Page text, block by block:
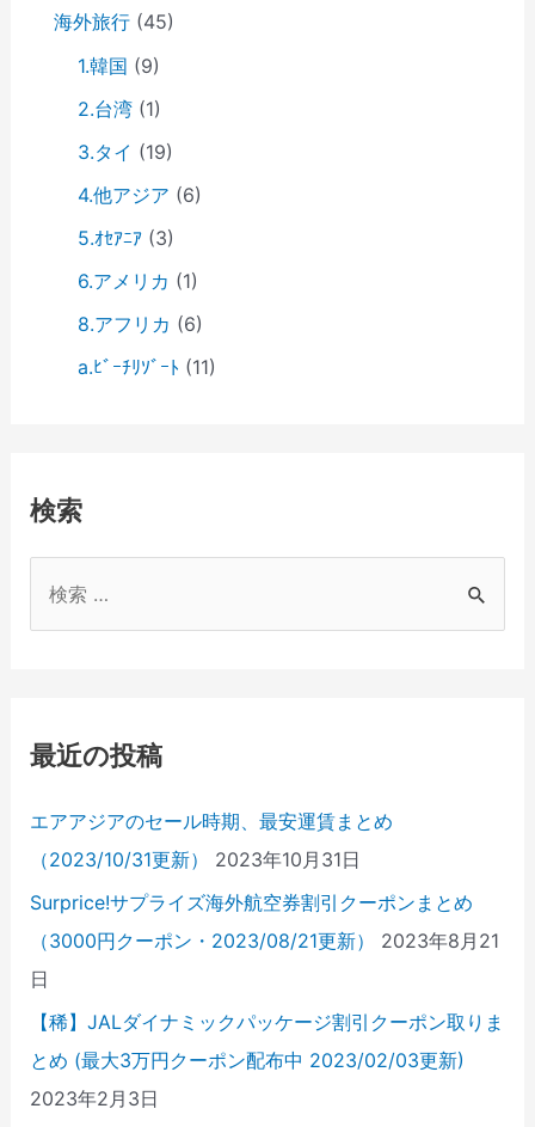
海外旅行(45)
1.韓国 (9)
2.台湾(1)
3.タイ (19)
4.他アジア (6)
5.ｵｾｱﾆｱ(3)
6.アメリカ (1)
8.アフリカ (6)
a.ﾋﾞｰﾁﾘｿﾞｰﾄ (11)
検索
最近の投稿
エアアジアのセール時期、最安運賃まとめ
（2023/10/31更新）
2023年10月31日
Surprice!サプライズ海外航空券割引クーポンまとめ
（3000円クーポン・2023/08/21更新）
2023年8月21
日
【稀】JALダイナミックパッケージ割引クーポン取りま
とめ (最大3万円クーポン配布中 2023/02/03更新)
2023年2月3日